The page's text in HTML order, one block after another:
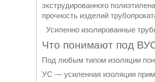
экструдированного
прочность изделий
Усиленно изолированные
Что понимают под
Под любым типом изоляции
УС — усиленная изоляция